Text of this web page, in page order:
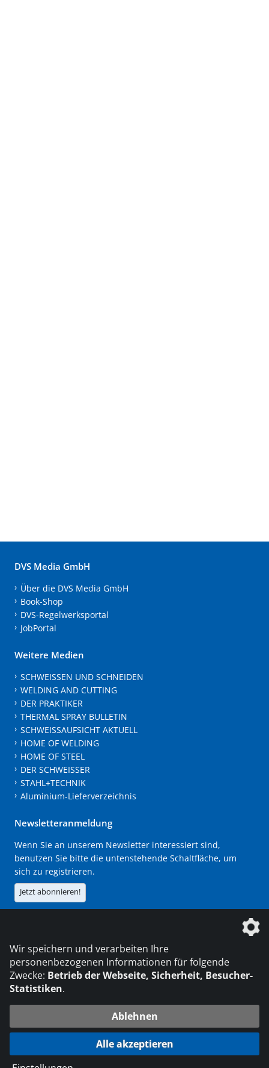
DVS Media GmbH
Über die DVS Media GmbH
Book-Shop
DVS-Regelwerksportal
JobPortal
Weitere Medien
SCHWEISSEN UND SCHNEIDEN
WELDING AND CUTTING
DER PRAKTIKER
THERMAL SPRAY BULLETIN
SCHWEISSAUFSICHT AKTUELL
HOME OF WELDING
HOME OF STEEL
DER SCHWEISSER
STAHL+TECHNIK
Aluminium-Lieferverzeichnis
Newsletteranmeldung
Wenn Sie an unserem Newsletter interessiert sind,
benutzen Sie bitte die untenstehende Schaltfläche, um
sich zu registrieren.
Jetzt abonnieren!
© 2026 DVS Media GmbH
Datenschutzeinstellungen
Wir speichern und verarbeiten Ihre
personenbezogenen Informationen für folgende
Zwecke: Betrieb der Webseite, Sicherheit, Besucher-
Statistiken.
Ablehnen
Alle akzeptieren